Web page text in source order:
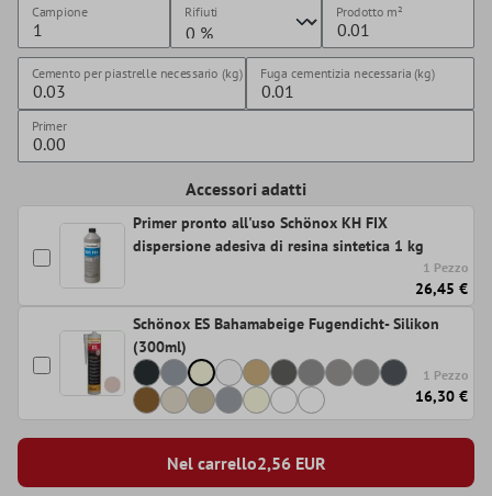
Campione Rifiuti Prodotto m²
Cemento per piastrelle necessario (kg) Fuga cementizia necessaria (kg)
Primer
Accessori adatti
Primer pronto all'uso Schönox KH FIX
dispersione adesiva di resina sintetica 1 kg
1 Pezzo
26,45 €
Schönox ES Bahamabeige Fugendicht- Silikon
(300ml)
1 Pezzo
16,30 €
Nel carrello2,56EUR